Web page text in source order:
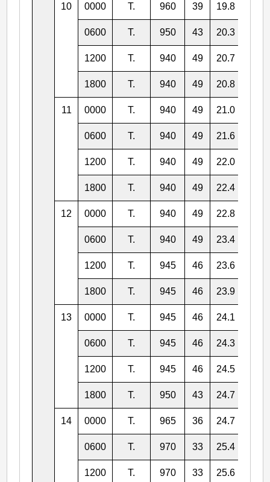
10 0000 T. 960 39 19.8
0600 T. 950 43 20.3
1200 T. 940 49 20.7
1800 T. 940 49 20.8
11 0000 T. 940 49 21.0
0600 T. 940 49 21.6
1200 T. 940 49 22.0
1800 T. 940 49 22.4
12 0000 T. 940 49 22.8
0600 T. 940 49 23.4
1200 T. 945 46 23.6
1800 T. 945 46 23.9
13 0000 T. 945 46 24.1
0600 T. 945 46 24.3
1200 T. 945 46 24.5
1800 T. 950 43 24.7
14 0000 T. 965 36 24.7
0600 T. 970 33 25.4
1200 T. 970 33 25.6